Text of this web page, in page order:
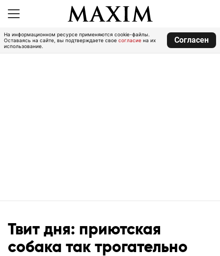
На информационном ресурсе применяются cookie-файлы.
Оставаясь на сайте, вы подтверждаете свое согласие на их
использование.
Согласен
Твит дня: приютская
собака так трогательно